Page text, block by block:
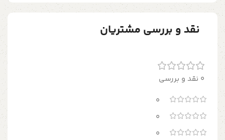
نقد و بررسی مشتریان
0 نقد و بررسی
0
0
0